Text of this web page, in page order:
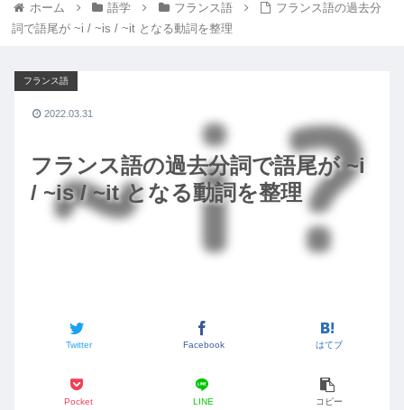
ホーム 語学 フランス語
フランス語の過去分
詞で語尾が ~i / ~is / ~it となる動詞を整理
フランス語の過去分詞で語尾が ~i
/ ~is / ~it となる動詞を整理
フランス語
Twitter Facebook はてブ
Pocket LINE コピー
2022.03.31